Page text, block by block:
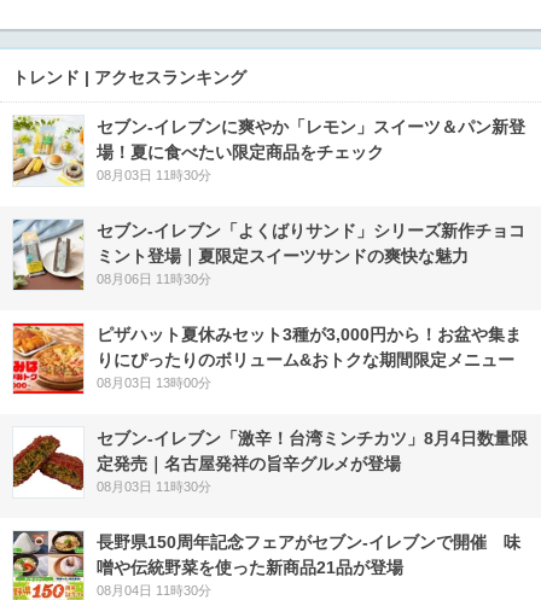
トレンド | アクセスランキング
セブン‐イレブンに爽やか「レモン」スイーツ＆パン新登
場！夏に食べたい限定商品をチェック
08月03日 11時30分
セブン‐イレブン「よくばりサンド」シリーズ新作チョコ
ミント登場｜夏限定スイーツサンドの爽快な魅力
08月06日 11時30分
ピザハット夏休みセット3種が3,000円から！お盆や集ま
りにぴったりのボリューム&おトクな期間限定メニュー
08月03日 13時00分
セブン-イレブン「激辛！台湾ミンチカツ」8月4日数量限
定発売｜名古屋発祥の旨辛グルメが登場
08月03日 11時30分
長野県150周年記念フェアがセブン-イレブンで開催 味
噌や伝統野菜を使った新商品21品が登場
08月04日 11時30分